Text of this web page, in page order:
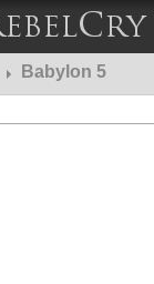
Babylon 5